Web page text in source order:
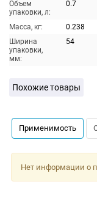
Объем
упаковки, л:
0.7
Масса, кг:
0.238
Ширина
упаковки,
мм:
54
Похожие товары
Применимость
Нет информации о